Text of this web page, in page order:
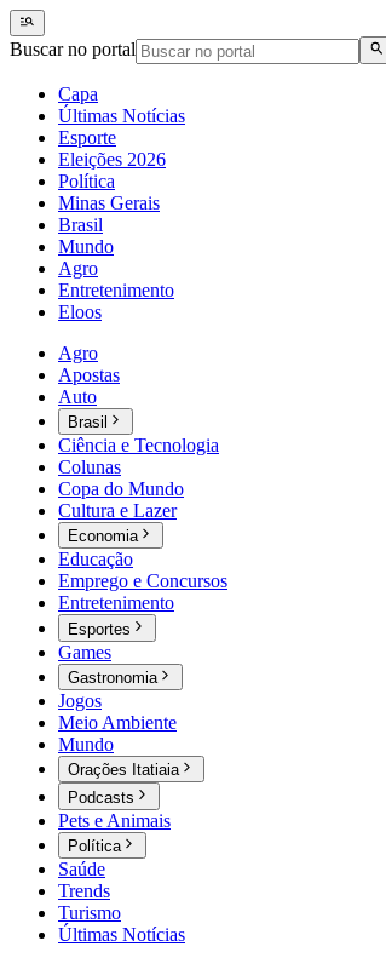
Buscar no portal
Capa
Últimas Notícias
Esporte
Eleições 2026
Política
Minas Gerais
Brasil
Mundo
Agro
Entretenimento
Eloos
Agro
Apostas
Auto
Brasil
Ciência e Tecnologia
Colunas
Copa do Mundo
Cultura e Lazer
Economia
Educação
Emprego e Concursos
Entretenimento
Esportes
Games
Gastronomia
Jogos
Meio Ambiente
Mundo
Orações Itatiaia
Podcasts
Pets e Animais
Política
Saúde
Trends
Turismo
Últimas Notícias